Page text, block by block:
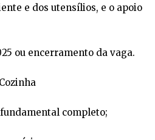
e dos utensílios, e o apoio
ou encerramento da vaga.
completo;